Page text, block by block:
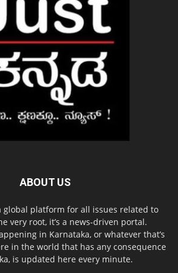
ABOUT US
global platform for all issues related to
very root, it’s a news-driven portal.
in Karnataka, or whatever that’s
in the world that has any consequence
is updated here every minute.